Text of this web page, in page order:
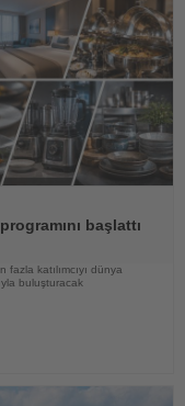
başlattı
katılımcıyı dünya
buluşturacak